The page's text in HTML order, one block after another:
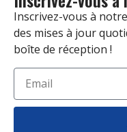
Inscrivez-vous à
des mises à jour
boîte de réception !